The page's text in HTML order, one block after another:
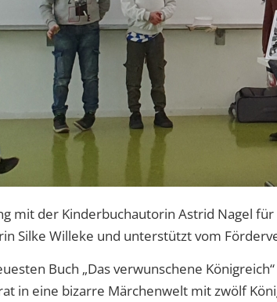
mit der Kinderbuchautorin Astrid Nagel
Silke Willeke und unterstützt vom
Buch „Das verwunschene
in eine bizarre Märchenwelt mit zwölf